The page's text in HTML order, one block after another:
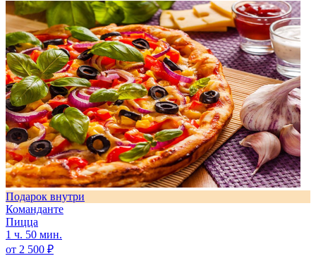
Подарок внутри
Команданте
Пицца
1 ч. 50 мин.
от 2 500 ₽